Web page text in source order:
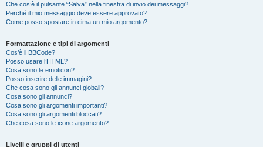
Che cos’è il pulsante “Salva” nella finestra di invio dei messaggi?
Perché il mio messaggio deve essere approvato?
Come posso spostare in cima un mio argomento?
Formattazione e tipi di argomenti
Cos’è il BBCode?
Posso usare l’HTML?
Cosa sono le emoticon?
Posso inserire delle immagini?
Che cosa sono gli annunci globali?
Cosa sono gli annunci?
Cosa sono gli argomenti importanti?
Cosa sono gli argomenti bloccati?
Che cosa sono le icone argomento?
Livelli e gruppi di utenti